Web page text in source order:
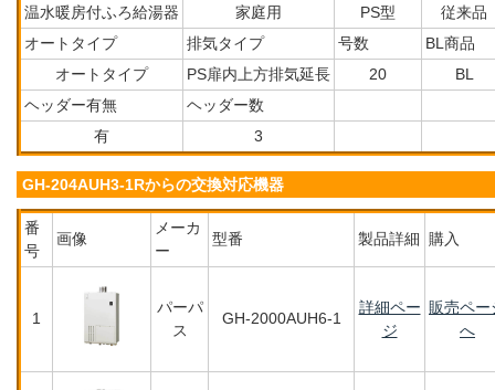
温水暖房付ふろ給湯器
家庭用 PS型
従来品
オートタイプ
排気タイプ 号数
BL商品
オートタイプ
PS扉内上方排気延長 20
BL
ヘッダー有無
ヘッダー数
有
3
GH-204AUH3-1Rからの交換対応機器
番
号
画像
メーカ
ー
型番 製品詳細 購入
1
パーパ
ス
GH-2000AUH6-1
詳細ペー
ジ
販売ペー
へ